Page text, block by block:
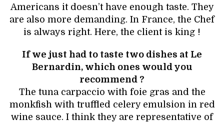
Americans it doesn’t have enough taste. They
are also more demanding. In France, the Chef
is always right. Here, the client is king !
If we just had to taste two dishes at Le
Bernardin, which ones would you
recommend ?
The tuna carpaccio with foie gras and the
monkfish with truffled celery emulsion in red
wine sauce. I think they are representative of